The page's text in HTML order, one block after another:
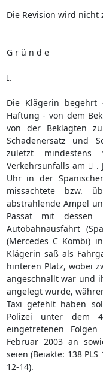
Die Revision wird nicht
G r ü n d e
I.
Die Klägerin
Haftung - von dem
von der Beklagten
Schadenersatz und
zuletzt
Verkehrsunfalls am  .
Uhr in der
missachtete bzw.
abstrahlende Ampel
Passat mit
Autobahnausfahrt
(Mercedes C Kombi)
Klägerin saß als
hinteren Platz, wobei
angeschnallt war und
angelegt wurde,
Taxi gefehlt haben
Polizei unter dem
eingetretenen
Februar 2003 an
seien (Beiakte: 138
12-14).